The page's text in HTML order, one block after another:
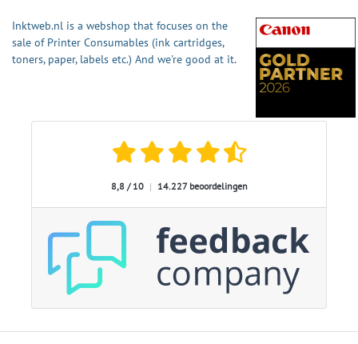
Inktweb.nl is a webshop that focuses on the
sale of Printer Consumables (ink cartridges,
toners, paper, labels etc.) And we're good at it.
8,8 / 10 | 14.227 beoordelingen